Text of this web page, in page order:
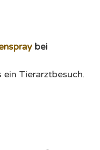
bei
ein Tierarztbesuch.